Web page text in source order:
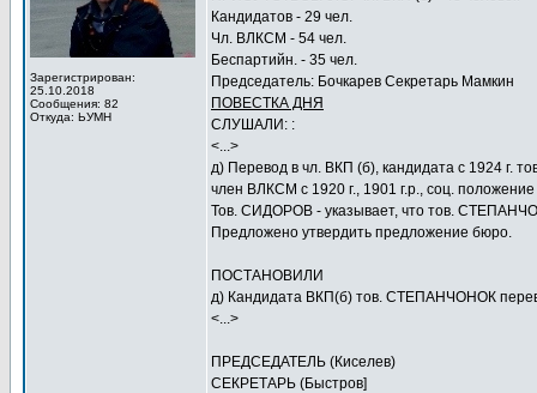
Зарегистрирован:
25.10.2018
Сообщения: 82
Откуда: ЬУМН
Кандидатов - 29 чел.
Чл. ВЛКСМ - 54 чел.
Беспартийн. - 35 чел.
Председатель: Бочкарев Секретарь Мамкин
ПОВЕСТКА ДНЯ
СЛУШАЛИ: :
<...>
д) Перевод в чл. ВКП (б), кандидата с 1924 г.
член ВЛКСМ с 1920 г., 1901 г.р., соц.
Тов. СИДОРОВ - указывает, что тов.
Предложено утвердить предложение бюро.
ПОСТАНОВИЛИ
д) Кандидата ВКП(б) тов. СТЕПАНЧОНОК
<...>
ПРЕДСЕДАТЕЛЬ (Киселев)
СЕКРЕТАРЬ (Быстров]